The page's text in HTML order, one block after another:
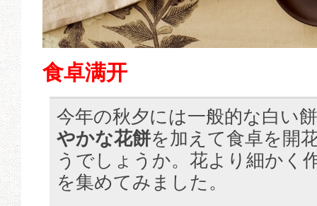
食卓满开
今年の秋夕には一般的な白い
やかな花餅を加えて食卓を開
うでしょうか。花より細かく
を集めてみました。